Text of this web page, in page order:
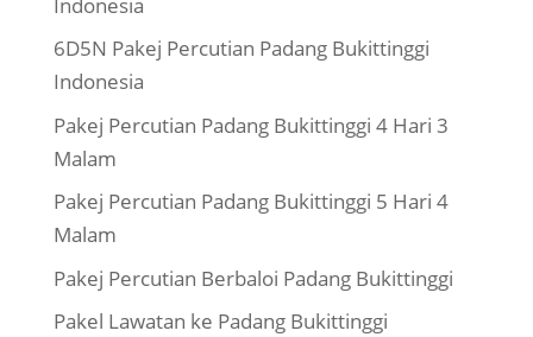
6D5N Pakej Percutian Padang Bukittinggi
Indonesia
Pakej Percutian Padang Bukittinggi 4 Hari 3
Malam
Pakej Percutian Padang Bukittinggi 5 Hari 4
Malam
Pakej Percutian Berbaloi Padang Bukittinggi
Pakel Lawatan ke Padang Bukittinggi